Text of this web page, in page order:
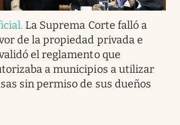
. La Suprema Corte falló a
de la propiedad privada e
el reglamento que
a municipios a utilizar
sin permiso de sus dueños